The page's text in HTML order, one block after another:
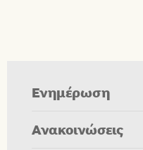
Ενημέρωση
Ανακοινώσεις